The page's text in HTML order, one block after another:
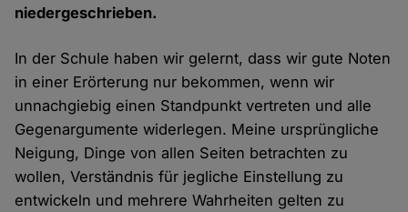
niedergeschrieben.
In der Schule haben wir gelernt, dass wir gute Noten
in einer Erörterung nur bekommen, wenn wir
unnachgiebig einen Standpunkt vertreten und alle
Gegenargumente widerlegen. Meine ursprüngliche
Neigung, Dinge von allen Seiten betrachten zu
wollen, Verständnis für jegliche Einstellung zu
entwickeln und mehrere Wahrheiten gelten zu